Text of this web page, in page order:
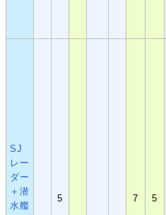
SJ
レー
ダー
＋潜
水艦
5 7 5